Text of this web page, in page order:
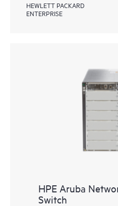
HEWLETT PACKARD
ENTERPRISE
HPE Aruba
Switch